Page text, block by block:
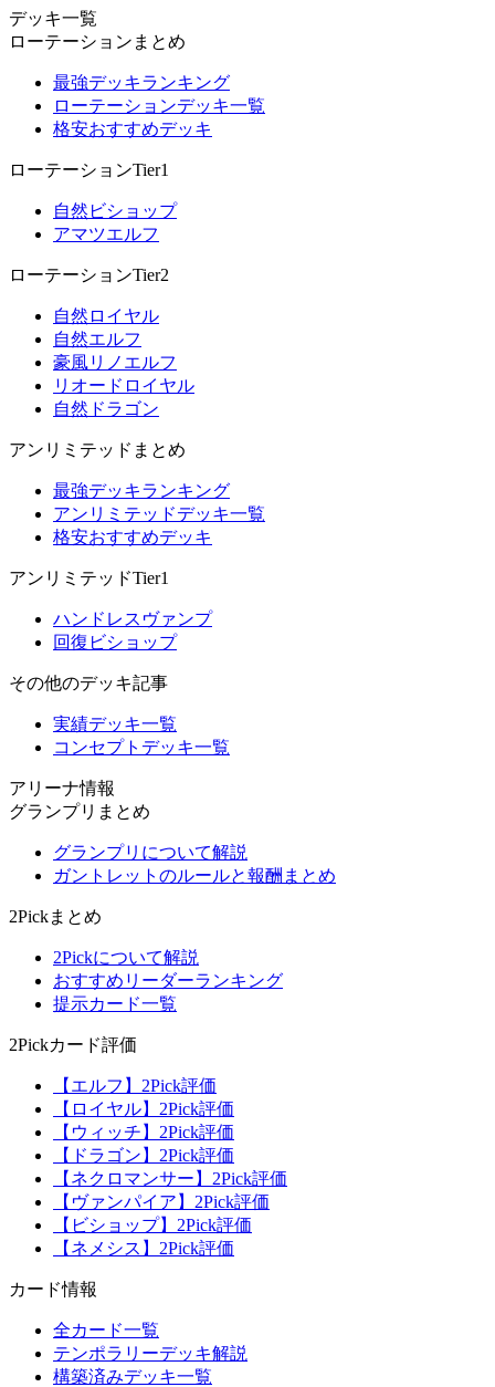
デッキ一覧
ローテーションまとめ
最強デッキランキング
ローテーションデッキ一覧
格安おすすめデッキ
ローテーションTier1
自然ビショップ
アマツエルフ
ローテーションTier2
自然ロイヤル
自然エルフ
豪風リノエルフ
リオードロイヤル
自然ドラゴン
アンリミテッドまとめ
最強デッキランキング
アンリミテッドデッキ一覧
格安おすすめデッキ
アンリミテッドTier1
ハンドレスヴァンプ
回復ビショップ
その他のデッキ記事
実績デッキ一覧
コンセプトデッキ一覧
アリーナ情報
グランプリまとめ
グランプリについて解説
ガントレットのルールと報酬まとめ
2Pickまとめ
2Pickについて解説
おすすめリーダーランキング
提示カード一覧
2Pickカード評価
【エルフ】2Pick評価
【ロイヤル】2Pick評価
【ウィッチ】2Pick評価
【ドラゴン】2Pick評価
【ネクロマンサー】2Pick評価
【ヴァンパイア】2Pick評価
【ビショップ】2Pick評価
【ネメシス】2Pick評価
カード情報
全カード一覧
テンポラリーデッキ解説
構築済みデッキ一覧